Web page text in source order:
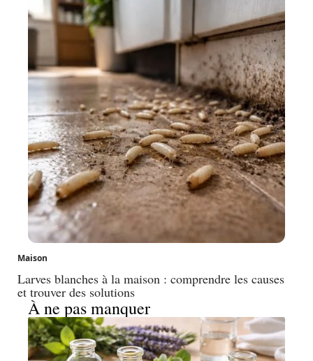
Maison
Larves blanches à la maison : comprendre les causes
et trouver des solutions
À ne pas manquer